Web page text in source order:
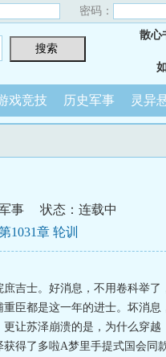
密码：
散心
戏竞技 历史军事 灵异
事
状态：连载中
1031章 轮训
吉士。好消息，不用卷科举了
臣都是这一年的进士。坏消息
让苏泽崩溃的是，为什么穿越
得了多啦A梦里手提式国会同